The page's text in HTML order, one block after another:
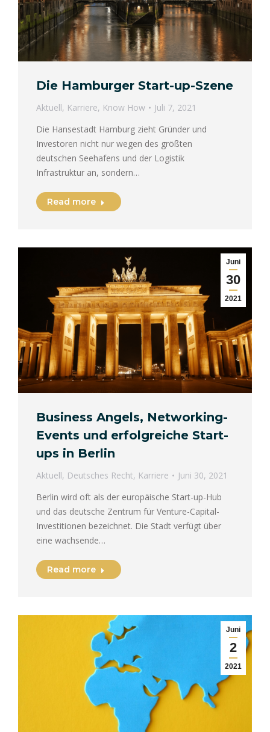
Die Hamburger Start-up-Szene
Aktuell, Karriere, Know How
Juli 7, 2021
Die Hansestadt Hamburg zieht Gründer und
Investoren nicht nur wegen des größten
deutschen Seehafens und der Logistik
Infrastruktur an, sondern…
Read more
Juni
30
2021
Business Angels, Networking-
Events und erfolgreiche Start-
ups in Berlin
Aktuell, Deutsches Recht, Karriere
Juni 30, 2021
Berlin wird oft als der europäische Start-up-Hub
und das deutsche Zentrum für Venture-Capital-
Investitionen bezeichnet. Die Stadt verfügt über
eine wachsende…
Read more
Juni
2
2021